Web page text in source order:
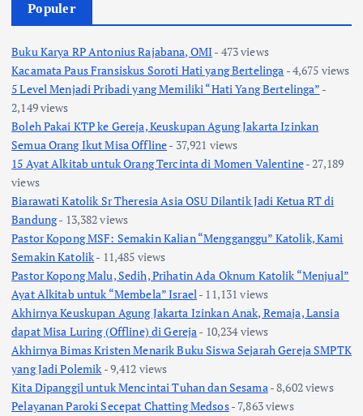
Populer
Buku Karya RP Antonius Rajabana, OMI- 473 views
Kacamata Paus Fransiskus Soroti Hati yang Bertelinga - 4,675 views
5 Level Menjadi Pribadi yang Memiliki “Hati Yang Bertelinga” -
2,149 views
Boleh Pakai KTP ke Gereja, Keuskupan Agung Jakarta Izinkan
Semua Orang Ikut Misa Offline- 37,921 views
15 Ayat Alkitab untuk Orang Tercinta di Momen Valentine- 27,189
views
Biarawati Katolik Sr Theresia Asia OSU Dilantik Jadi Ketua RT di
Bandung- 13,382 views
Pastor Kopong MSF: Semakin Kalian “Mengganggu” Katolik, Kami
Semakin Katolik- 11,485 views
Pastor Kopong Malu, Sedih, Prihatin Ada Oknum Katolik “Menjual”
Ayat Alkitab untuk “Membela” Israel- 11,131 views
Akhirnya Keuskupan Agung Jakarta Izinkan Anak, Remaja, Lansia
dapat Misa Luring (Offline) di Gereja- 10,234 views
Akhirnya Bimas Kristen Menarik Buku Siswa Sejarah Gereja SMPTK
yang Jadi Polemik - 9,412 views
Kita Dipanggil untuk Mencintai Tuhan dan Sesama- 8,602 views
Pelayanan Paroki Secepat Chatting Medsos- 7,863 views